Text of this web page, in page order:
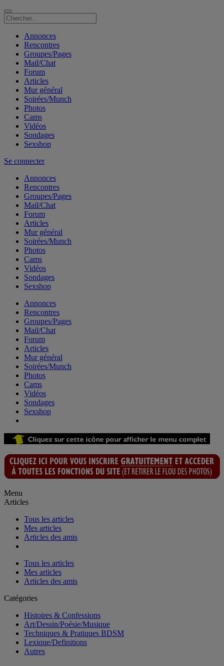
Annonces
Rencontres
Groupes/Pages
Mail/Chat
Forum
Articles
Mur général
Soirées/Munch
Photos
Cams
Vidéos
Sondages
Sexshop
Se connecter
Annonces
Rencontres
Groupes/Pages
Mail/Chat
Forum
Articles
Mur général
Soirées/Munch
Photos
Cams
Vidéos
Sondages
Sexshop
Annonces
Rencontres
Groupes/Pages
Mail/Chat
Forum
Articles
Mur général
Soirées/Munch
Photos
Cams
Vidéos
Sondages
Sexshop
Menu
Articles
Tous les articles
Mes articles
Articles des amis
Tous les articles
Mes articles
Articles des amis
Catégories
Histoires & Confessions
Art/Dessin/Poésie/Musique
Techniques & Pratiques BDSM
Lexique/Definitions
Autres